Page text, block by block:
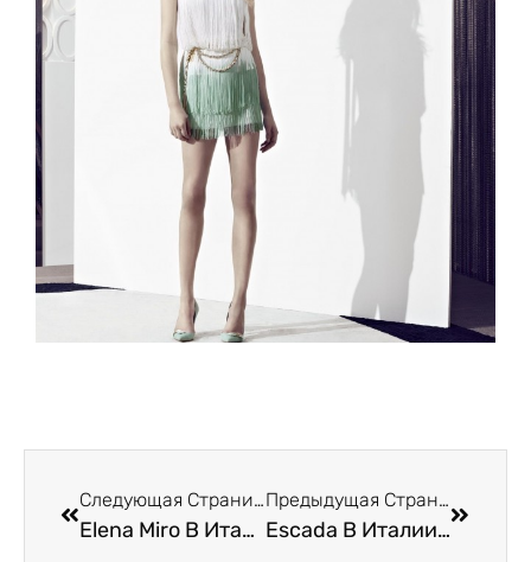
Следующая Страница
Elena Miro В Италии В Римини
Предыдущая Страница
Escada В Италии В Римини